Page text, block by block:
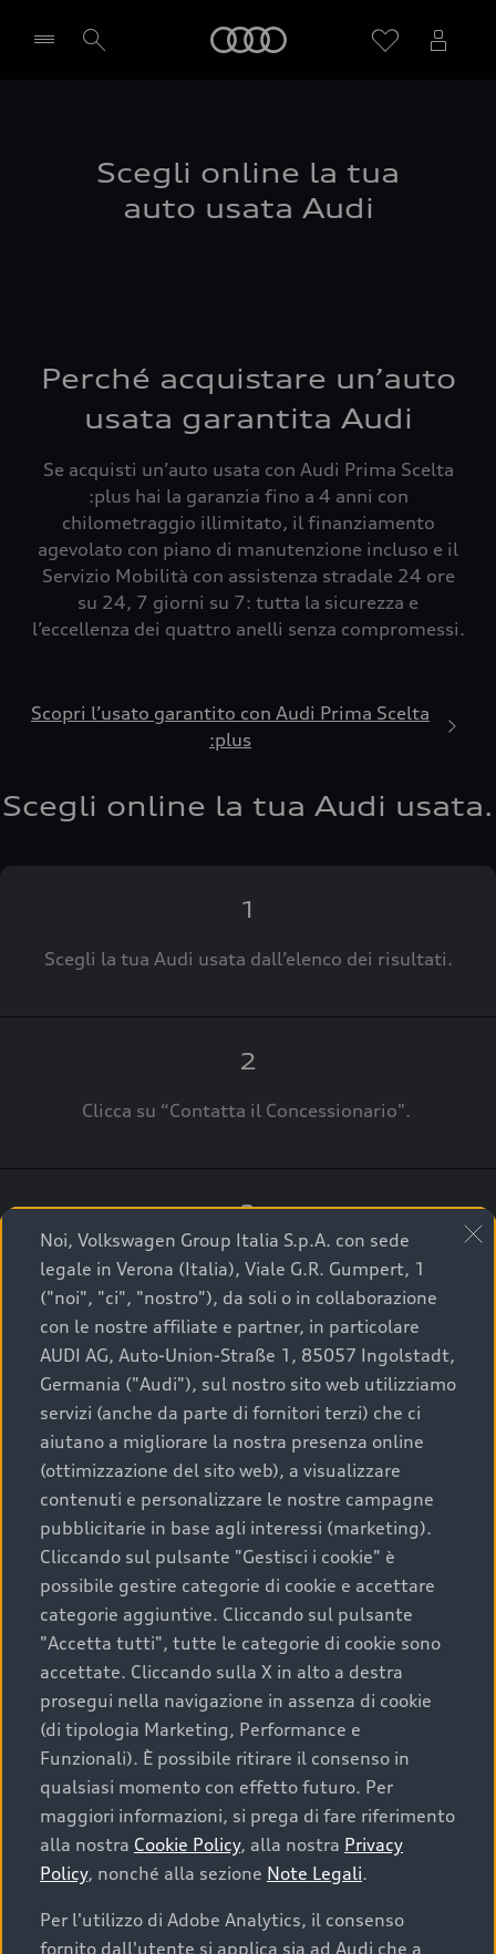
Scegli online la tua
auto usata Audi
Perché acquistare un’auto
usata garantita Audi
Se acquisti un’auto usata con Audi Prima Scelta
:plus hai la garanzia fino a 4 anni con
chilometraggio illimitato, il finanziamento
agevolato con piano di manutenzione incluso e il
Servizio Mobilità con assistenza stradale 24 ore
su 24, 7 giorni su 7: tutta la sicurezza e
l’eccellenza dei quattro anelli senza compromessi.
Scopri l’usato garantito con Audi Prima Scelta
:plus
Scegli online la tua Audi usata.
1
Scegli la tua Audi usata dall’elenco dei risultati.
2
Clicca su “Contatta il Concessionario".
3
A breve verrai ricontattato dal Customer Care
Audi Center o direttamente dal Concessionario
che ti supporterà per finalizzare la tua richiesta.
La qualità di acquistare
un’auto usata Audi
Scegliere un’auto usata è una decisione che coniuga
convenienza, affidabilità e sostenibilità. Per fare un
acquisto sicuro, è essenziale considerare aspetti
determinanti come la garanzia inclusa e l’affidabilità del
marchio. Audi offre l’auto usata perfetta tramite Audi
Prima Scelta :plus
Cosa sapere prima di
acquistare la tua prossima
auto
I requisiti fondamentali da considerare prima di
Noi, Volkswagen Group Italia S.p.A. con sede
legale in Verona (Italia), Viale G.R. Gumpert, 1
("noi", "ci", "nostro"), da soli o in collaborazione
con le nostre affiliate e partner, in particolare
AUDI AG, Auto-Union-Straße 1, 85057 Ingolstadt,
Germania ("Audi"), sul nostro sito web utilizziamo
servizi (anche da parte di fornitori terzi) che ci
aiutano a migliorare la nostra presenza online
(ottimizzazione del sito web), a visualizzare
contenuti e personalizzare le nostre campagne
pubblicitarie in base agli interessi (marketing).
Cliccando sul pulsante "Gestisci i cookie" è
possibile gestire categorie di cookie e accettare
categorie aggiuntive. Cliccando sul pulsante
"Accetta tutti", tutte le categorie di cookie sono
accettate. Cliccando sulla X in alto a destra
prosegui nella navigazione in assenza di cookie
(di tipologia Marketing, Performance e
Funzionali). È possibile ritirare il consenso in
qualsiasi momento con effetto futuro. Per
maggiori informazioni, si prega di fare riferimento
alla nostra Cookie Policy, alla nostra Privacy
Policy, nonché alla sezione Note Legali.
Per l'utilizzo di Adobe Analytics, il consenso
fornito dall'utente si applica sia ad Audi che a